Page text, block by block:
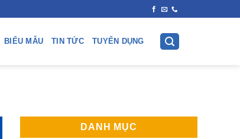
BIỂU MẪU TIN TỨC TUYỂN DỤNG
DANH MỤC